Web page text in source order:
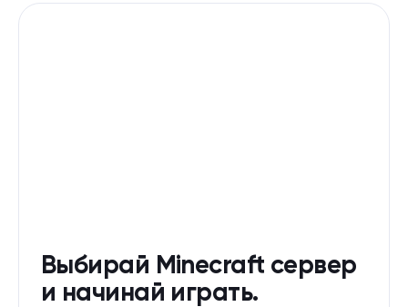
Выбирай Minecraft сервер
и начинай играть.